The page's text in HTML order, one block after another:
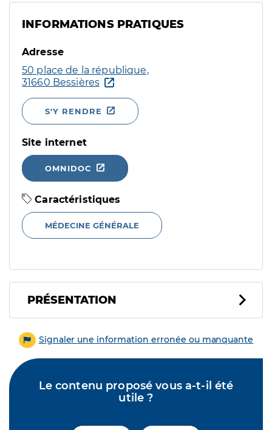
INFORMATIONS PRATIQUES
Adresse
50 place de la république,
31660 Bessières
S'Y RENDRE
Site internet
OMNIDOC
Caractéristiques
MÉDECINE GÉNÉRALE
PRÉSENTATION
Signaler une information erronée ou manquante
Le contenu proposé vous a-t-il été
utile ?